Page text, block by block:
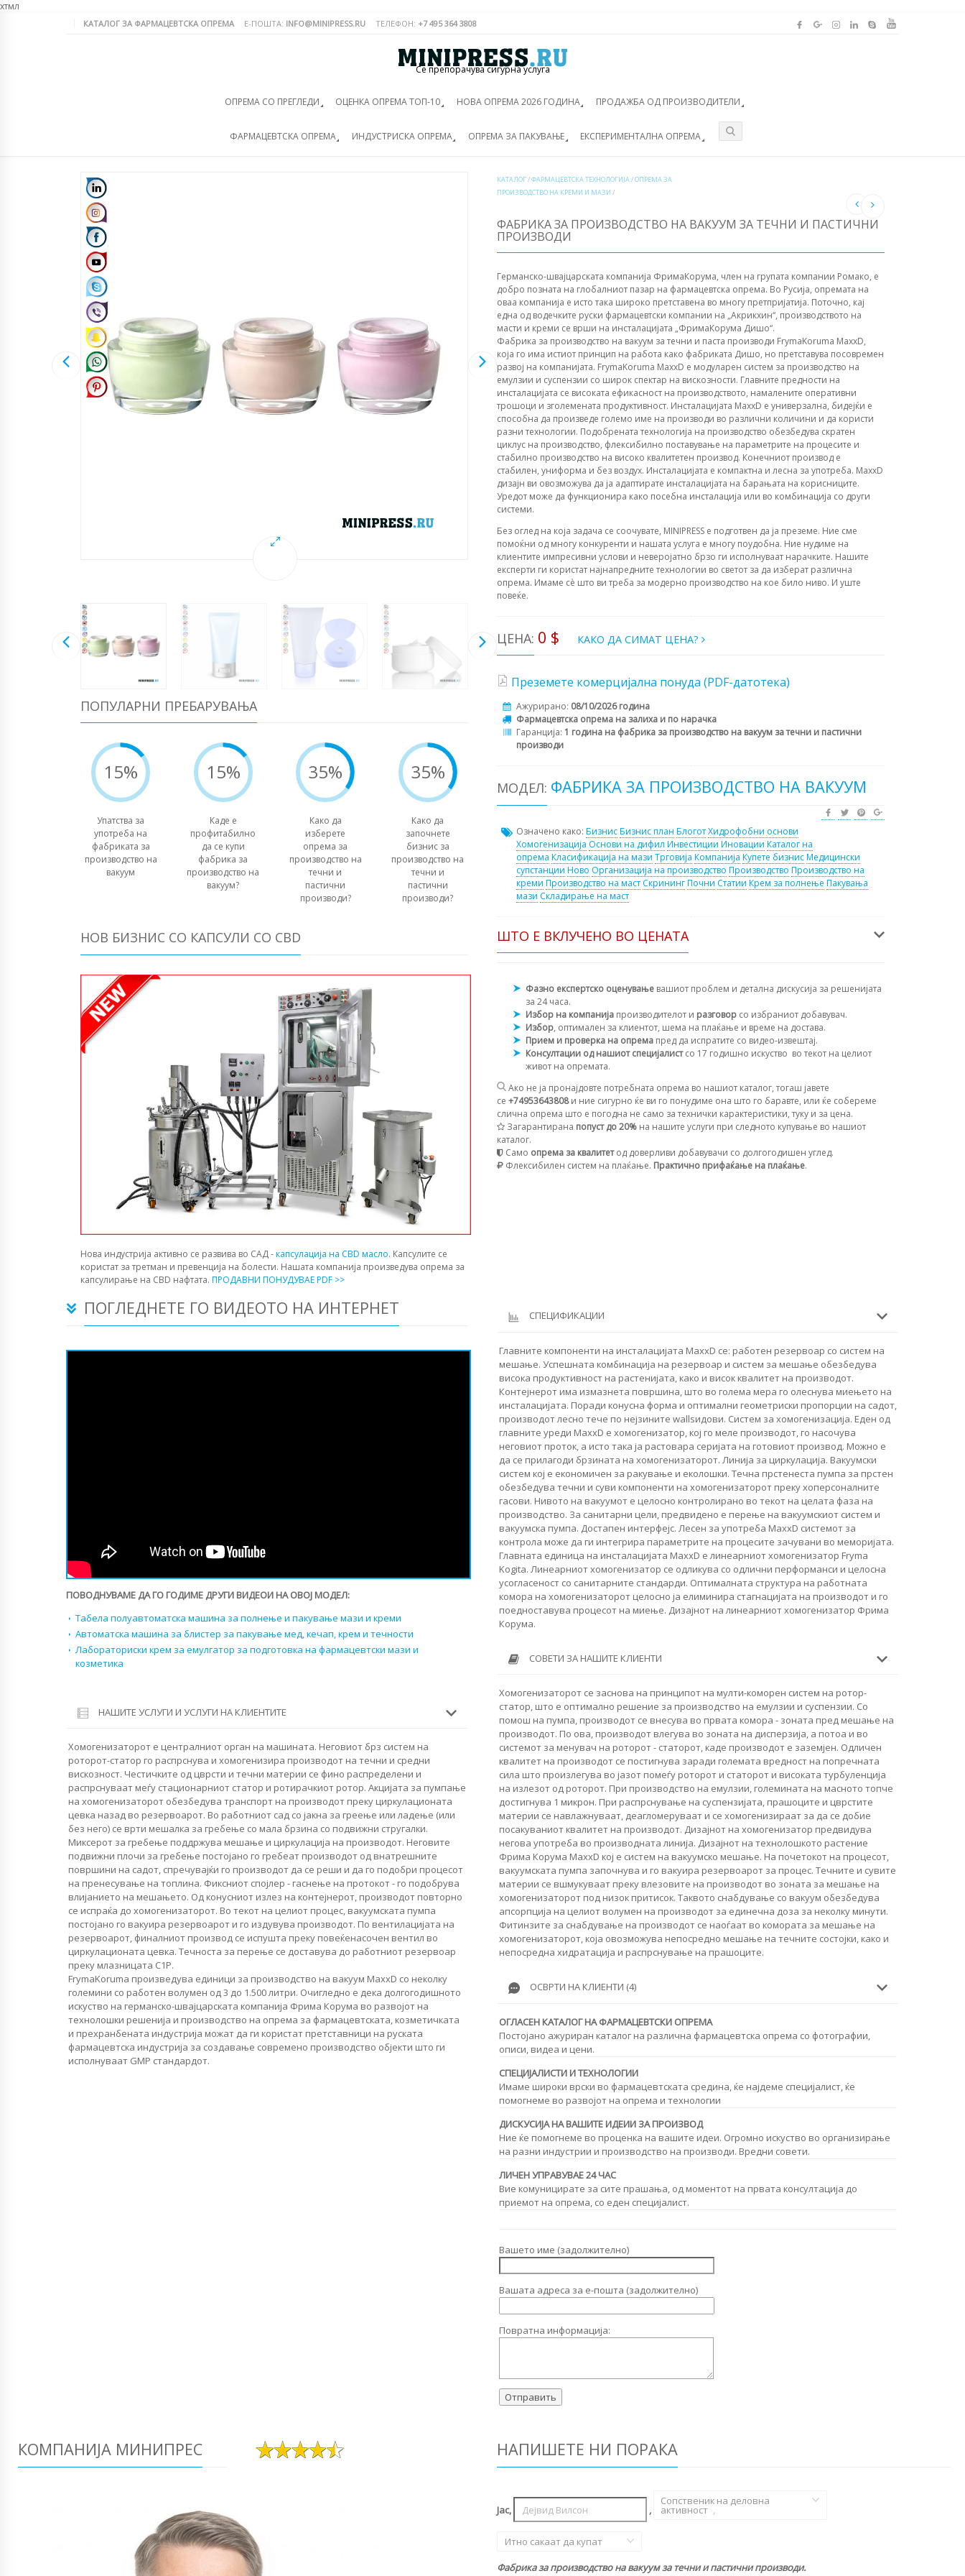
хтмл
КАТАЛОГ ЗА ФАРМАЦЕВТСКА ОПРЕМА Е-ПОШТА: INFO@MINIPRESS.RU ТЕЛЕФОН: +7 495 364 3808
Се препорачува сигурна услуга
ОПРЕМА СО ПРЕГЛЕДИ ОЦЕНКА ОПРЕМА ТОП-10 НОВА ОПРЕМА 2026 ГОДИНА ПРОДАЖБА ОД ПРОИЗВОДИТЕЛИ
ФАРМАЦЕВТСКА ОПРЕМА ИНДУСТРИСКА ОПРЕМА ОПРЕМА ЗА ПАКУВАЊЕ ЕКСПЕРИМЕНТАЛНА ОПРЕМА
ПОПУЛАРНИ ПРЕБАРУВАЊА
15%
Упатства за
употреба на
фабриката за
производство на
вакуум
15%
Каде е
профитабилно
да се купи
фабрика за
производство на
вакуум?
35%
Како да
изберете
опрема за
производство на
течни и
пастични
производи?
35%
Како да
започнете
бизнис за
производство на
течни и
пастични
производи?
НОВ БИЗНИС СО КАПСУЛИ СО CBD
Нова индустрија активно се развива во САД -капсулација на CBD масло. Капсулите се
користат за третман и превенција на болести. Нашата компанија произведува опрема за
капсулирање на CBD нафтата. ПРОДАВНИ ПОНУДУВАЕ PDF >>
КАТАЛОГ/ФАРМАЦЕВТСКА ТЕХНОЛОГИЈА/ОПРЕМА ЗА
ПРОИЗВОДСТВО НА КРЕМИ И МАЗИ /
ФАБРИКА ЗА ПРОИЗВОДСТВО НА ВАКУУМ ЗА ТЕЧНИ И ПАСТИЧНИ
ПРОИЗВОДИ
Германско-швајцарската компанија ФримаКорума, член на групата компании Ромако, е
добро позната на глобалниот пазар на фармацевтска опрема. Во Русија, опремата на
оваа компанија е исто така широко претставена во многу претпријатија. Поточно, кај
една од водечките руски фармацевтски компании на „Акрикхин“, производството на
масти и креми се врши на инсталацијата „ФримаКорума Дишо“.
Фабрика за производство на вакуум за течни и паста производи FrymaKoruma MaxxD,
која го има истиот принцип на работа како фабриката Дишо, но претставува посовремен
развој на компанијата. FrymaKoruma MaxxD е модуларен систем за производство на
емулзии и суспензии со широк спектар на вискозности. Главните предности на
инсталацијата се високата ефикасност на производството, намалените оперативни
трошоци и зголемената продуктивност. Инсталацијата MaxxD е универзална, бидејќи е
способна да произведе големо име на производи во различни количини и да користи
разни технологии. Подобрената технологија на производство обезбедува скратен
циклус на производство, флексибилно поставување на параметрите на процесите и
стабилно производство на високо квалитетен производ. Конечниот производ е
стабилен, униформа и без воздух. Инсталацијата е компактна и лесна за употреба. MaxxD
дизајн ви овозможува да ја адаптирате инсталацијата на барањата на корисниците.
Уредот може да функционира како посебна инсталација или во комбинација со други
системи.
Без оглед на која задача се соочувате, MINIPRESS е подготвен да ја преземе. Ние сме
помоќни од многу конкуренти и нашата услуга е многу поудобна. Ние нудиме на
клиентите импресивни услови и неверојатно брзо ги исполнуваат нарачките. Нашите
експерти ги користат најнапредните технологии во светот за да изберат различна
опрема. Имаме сè што ви треба за модерно производство на кое било ниво. И уште
повеќе.
ЦЕНА: 0 $ КАКО ДА СИМАТ ЦЕНА?
Преземете комерцијална понуда (PDF-датотека)
Ажурирано: 08/10/2026 година
Фармацевтска опрема на залиха и по нарачка
Гаранција: 1 година на фабрика за производство на вакуум за течни и пастични
производи
МОДЕЛ: ФАБРИКА ЗА ПРОИЗВОДСТВО НА ВАКУУМ
Означено како: БизнисБизнис план БлоготХидрофобни основи
Хомогенизација Основи на дифил Инвестиции Иновации Каталог на
опрема Класификација на мази Трговија Компанија Купете бизнисМедицински
супстанции Ново Организација на производство Производство Производство на
креми Производство на маст СкринингПочни Статии Крем за полнење Пакувања
мази Складирање на маст
ШТО Е ВКЛУЧЕНО ВО ЦЕНАТА
Фазно експертско оценување вашиот проблем и детална дискусија за решенијата
за 24 часа.
Избор на компанија производителот и разговор со избраниот добавувач.
Избор, оптимален за клиентот, шема на плаќање и време на достава.
Прием и проверка на опрема пред да испратите со видео-извештај.
Консултации од нашиот специјалистсо 17 годишно искуство во текот на целиот
живот на опремата.
Ако не ја пронајдовте потребната опрема во нашиот каталог, тогаш јавете
се +74953643808и ние сигурно ќе ви го понудиме она што го баравте, или ќе собереме
слична опрема што е погодна не само за технички карактеристики, туку и за цена.
Загарантирана попуст до 20% на нашите услуги при следното купување во нашиот
каталог.
Само опрема за квалитетод доверливи добавувачи со долгогодишен углед.
Флексибилен систем на плаќање. Практично прифаќање на плаќање.
ПОГЛЕДНЕТЕ ГО ВИДЕОТО НА ИНТЕРНЕТ
ПОВОДНУВАМЕ ДА ГО ГОДИМЕ ДРУГИ ВИДЕОИ НА ОВОЈ МОДЕЛ:
Табела полуавтоматска машина за полнење и пакување мази и креми
Автоматска машина за блистер за пакување мед, кечап, крем и течности
Лабораториски крем за емулгатор за подготовка на фармацевтски мази и
козметика
НАШИТЕ УСЛУГИ И УСЛУГИ НА КЛИЕНТИТЕ
Хомогенизаторот е централниот орган на машината. Неговиот брз систем на
роторот-статор го распрснува и хомогенизира производот на течни и средни
вискозност. Честичките од цврсти и течни материи се фино распределени и
распрснуваат меѓу стационарниот статор и ротирачкиот ротор. Акцијата за пумпање
на хомогенизаторот обезбедува транспорт на производот преку циркулационата
цевка назад во резервоарот. Во работниот сад со јакна за греење или ладење (или
без него) се врти мешалка за гребење со мала брзина со подвижни стругалки.
Миксерот за гребење поддржува мешање и циркулација на производот. Неговите
подвижни плочи за гребење постојано го гребеат производот од внатрешните
површини на садот, спречувајќи го производот да се реши и да го подобри процесот
на пренесување на топлина. Фиксниот спојлер - гаснење на протокот - го подобрува
влијанието на мешањето. Од конусниот излез на контејнерот, производот повторно
се испраќа до хомогенизаторот. Во текот на целиот процес, вакуумската пумпа
постојано го вакуира резервоарот и го издувува производот. По вентилацијата на
резервоарот, финалниот производ се испушта преку повеќенасочен вентил во
циркулационата цевка. Течноста за перење се доставува до работниот резервоар
преку млазницата C1P.
FrymaKoruma произведува единици за производство на вакуум MaxxD со неколку
големини со работен волумен од 3 до 1.500 литри. Очигледно е дека долгогодишното
искуство на германско-швајцарската компанија Фрима Корума во развојот на
технолошки решенија и производство на опрема за фармацевтската, козметичката
и прехранбената индустрија можат да ги користат претставници на руската
фармацевтска индустрија за создавање современо производство објекти што ги
исполнуваат GMP стандардот.
СПЕЦИФИКАЦИИ
Главните компоненти на инсталацијата MaxxD се: работен резервоар со систем на
мешање. Успешната комбинација на резервоар и систем за мешање обезбедува
висока продуктивност на растенијата, како и висок квалитет на производот.
Контејнерот има измазнета површина, што во голема мера го олеснува миењето на
инсталацијата. Поради конусна форма и оптимални геометриски пропорции на садот,
производот лесно тече по нејзините wallsидови. Систем за хомогенизација. Еден од
главните уреди MaxxD е хомогенизатор, кој го меле производот, го насочува
неговиот проток, а исто така ја растовара серијата на готовиот производ. Можно е
да се прилагоди брзината на хомогенизаторот. Линија за циркулација. Вакуумски
систем кој е економичен за ракување и еколошки. Течна прстенеста пумпа за прстен
обезбедува течни и суви компоненти на хомогенизаторот преку хоперсоналните
гасови. Нивото на вакуумот е целосно контролирано во текот на целата фаза на
производство. За санитарни цели, предвидено е перење на вакуумскиот систем и
вакуумска пумпа. Достапен интерфејс. Лесен за употреба MaxxD системот за
контрола може да ги интегрира параметрите на процесите зачувани во меморијата.
Главната единица на инсталацијата MaxxD е линеарниот хомогенизатор Fryma
Kogita. Линеарниот хомогенизатор се одликува со одлични перформанси и целосна
усогласеност со санитарните стандарди. Оптималната структура на работната
комора на хомогенизаторот целосно ја елиминира стагнацијата на производот и го
поедноставува процесот на миење. Дизајнот на линеарниот хомогенизатор Фрима
Корума.
СОВЕТИ ЗА НАШИТЕ КЛИЕНТИ
Хомогенизаторот се заснова на принципот на мулти-коморен систем на ротор-
статор, што е оптимално решение за производство на емулзии и суспензии. Со
помош на пумпа, производот се внесува во првата комора - зоната пред мешање на
производот. По ова, производот влегува во зоната на дисперзија, а потоа и во
системот за менувач на роторот - статорот, каде производот е заземјен. Одличен
квалитет на производот се постигнува заради големата вредност на попречната
сила што произлегува во јазот помеѓу роторот и статорот и високата турбуленција
на излезот од роторот. При производство на емулзии, големината на масното топче
достигнува 1 микрон. При распрснување на суспензијата, прашоците и цврстите
материи се навлажнуваат, деагломеруваат и се хомогенизираат за да се добие
посакуваниот квалитет на производот. Дизајнот на хомогенизатор предвидува
негова употреба во производната линија. Дизајнот на технолошкото растение
Фрима Корума MaxxD кој е систем на вакуумско мешање. На почетокот на процесот,
вакуумската пумпа започнува и го вакуира резервоарот за процес. Течните и сувите
материи се вшмукуваат преку влезовите на производот во зоната за мешање на
хомогенизаторот под низок притисок. Таквото снабдување со вакуум обезбедува
апсорпција на целиот волумен на производот за единечна доза за неколку минути.
Фитинзите за снабдување на производот се наоѓаат во комората за мешање на
хомогенизаторот, која овозможува непосредно мешање на течните состојки, како и
непосредна хидратација и распрснување на прашоците.
ОСВРТИ НА КЛИЕНТИ (4)
ОГЛАСЕН КАТАЛОГ НА ФАРМАЦЕВТСКИ ОПРЕМА
Постојано ажуриран каталог на различна фармацевтска опрема со фотографии,
описи, видеа и цени.
СПЕЦИЈАЛИСТИ И ТЕХНОЛОГИИ
Имаме широки врски во фармацевтската средина, ќе најдеме специјалист, ќе
помогнеме во развојот на опрема и технологии
ДИСКУСИЈА НА ВАШИТЕ ИДЕИИ ЗА ПРОИЗВОД
Ние ќе помогнеме во проценка на вашите идеи. Огромно искуство во организирање
на разни индустрии и производство на производи. Вредни совети.
ЛИЧЕН УПРАВУВАЕ 24 ЧАС
Вие комуницирате за сите прашања, од моментот на првата консултација до
приемот на опрема, со еден специјалист.
Вашето име (задолжително)
Вашата адреса за е-пошта (задолжително)
Повратна информација:
КОМПАНИЈА МИНИПРЕС НАПИШЕТЕ НИ ПОРАКА
Јас, ,
Сопственик на деловна
активност ,
Итно сакаат да купат
Фабрика за производство на вакуум за течни и пастични производи.